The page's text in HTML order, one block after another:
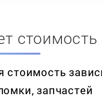
стоимость
запчастей